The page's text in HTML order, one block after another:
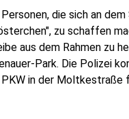
die sich an
zu schaffen
aus dem Rahmen zu
Park. Die Polizei
in der Moltkestraße